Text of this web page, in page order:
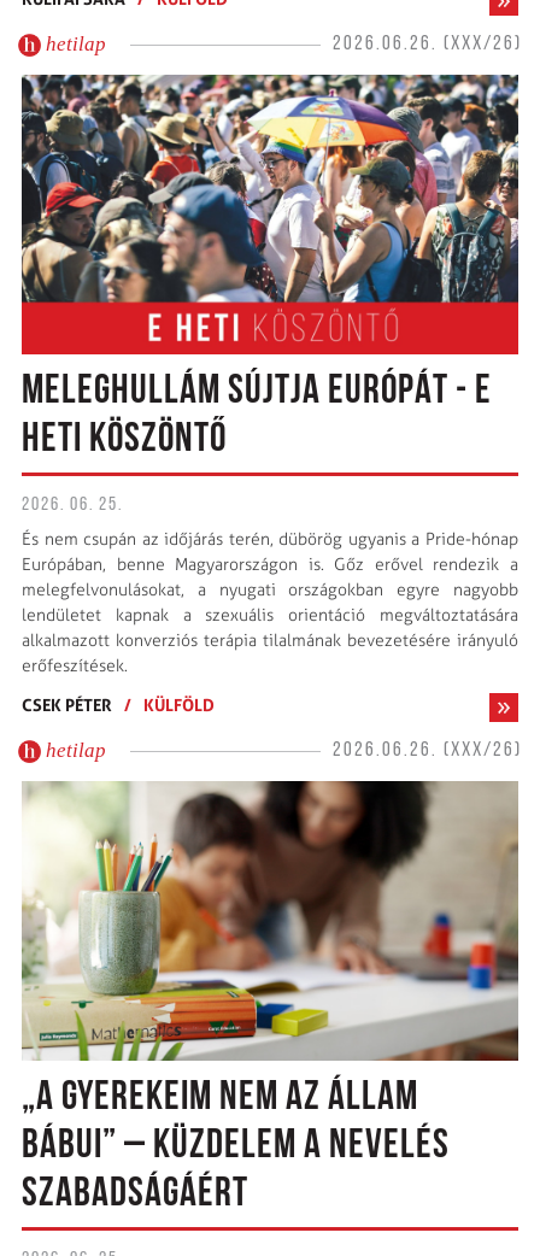
hetilap 2026.06.26. (XXX/26)
MELEGHULLÁM SÚJTJA EURÓPÁT - E
HETI KÖSZÖNTŐ
2026. 06. 25.
És nem csupán az időjárás terén, dübörög ugyanis a Pride-hónap
Európában, benne Magyarországon is. Gőz erővel rendezik a
melegfelvonulásokat, a nyugati országokban egyre nagyobb
lendületet kapnak a szexuális orientáció megváltoztatására
alkalmazott konverziós terápia tilalmának bevezetésére irányuló
erőfeszítések.
CSEK PÉTER
/ KÜLFÖLD
hetilap 2026.06.26. (XXX/26)
„A GYEREKEIM NEM AZ ÁLLAM
BÁBUI” – KÜZDELEM A NEVELÉS
SZABADSÁGÁÉRT